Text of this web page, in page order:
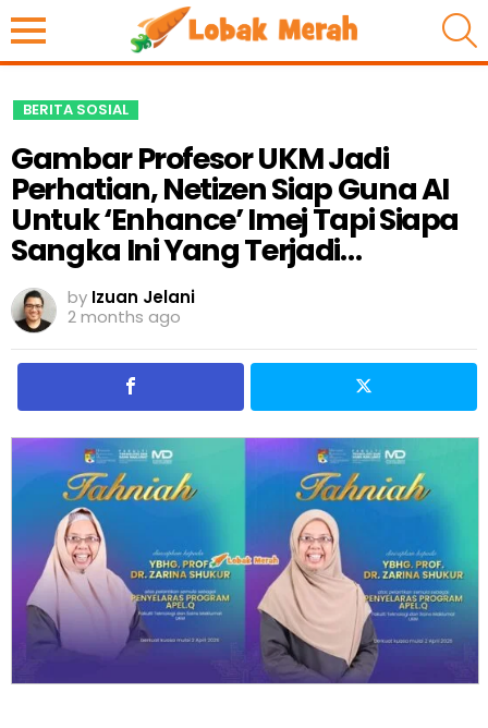
BERITA SOSIAL
Gambar Profesor UKM Jadi
Perhatian, Netizen Siap Guna AI
Untuk ‘Enhance’ Imej Tapi Siapa
Sangka Ini Yang Terjadi…
by Izuan Jelani
2 months ago